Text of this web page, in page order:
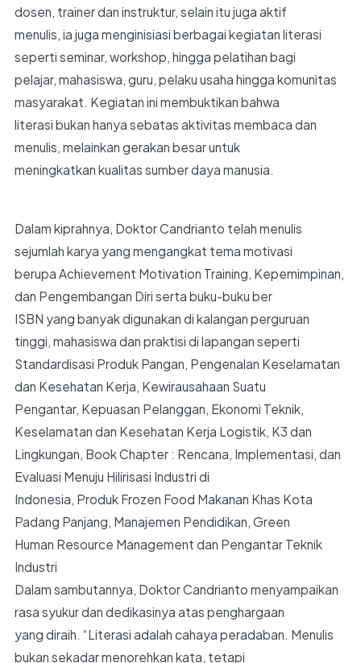
dosen, trainer dan instruktur, selain itu juga aktif
menulis, ia juga menginisiasi berbagai kegiatan literasi
seperti seminar, workshop, hingga pelatihan bagi
pelajar, mahasiswa, guru, pelaku usaha hingga komunitas
masyarakat. Kegiatan ini membuktikan bahwa
literasi bukan hanya sebatas aktivitas membaca dan
menulis, melainkan gerakan besar untuk
meningkatkan kualitas sumber daya manusia.
Dalam kiprahnya, Doktor Candrianto telah menulis
sejumlah karya yang mengangkat tema motivasi
berupa Achievement Motivation Training, Kepemimpinan,
dan Pengembangan Diri serta buku-buku ber
ISBN yang banyak digunakan di kalangan perguruan
tinggi, mahasiswa dan praktisi di lapangan seperti
Standardisasi Produk Pangan, Pengenalan Keselamatan
dan Kesehatan Kerja, Kewirausahaan Suatu
Pengantar, Kepuasan Pelanggan, Ekonomi Teknik,
Keselamatan dan Kesehatan Kerja Logistik, K3 dan
Lingkungan, Book Chapter : Rencana, Implementasi, dan
Evaluasi Menuju Hilirisasi Industri di
Indonesia, Produk Frozen Food Makanan Khas Kota
Padang Panjang, Manajemen Pendidikan, Green
Human Resource Management dan Pengantar Teknik
Industri
Dalam sambutannya, Doktor Candrianto menyampaikan
rasa syukur dan dedikasinya atas penghargaan
yang diraih. “Literasi adalah cahaya peradaban. Menulis
bukan sekadar menorehkan kata, tetapi